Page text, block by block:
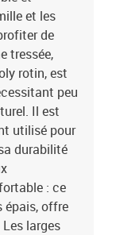
acier enduit de
du siège :
: 37 cmTable
de poudre,
x H)Coussin
: tissu (100 %
de siège :
: fibre de
3 cm (l x P x
cm (L x l x é)La
x
de dossier9 x
et les
de
tressée,
rotin, est
peu
Il est
utilisé pour
durabilité
: ce
épais, offre
larges